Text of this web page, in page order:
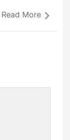
Read More